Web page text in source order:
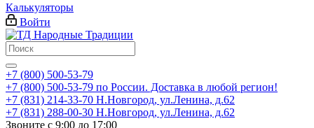
Калькуляторы
Войти
+7 (800) 500-53-79
+7 (800) 500-53-79 по России. Доставка в любой регион!
+7 (831) 214-33-70 Н.Новгород, ул.Ленина, д.62
+7 (831) 288-00-30 Н.Новгород, ул.Ленина, д.62
Звоните с 9:00 до 17:00